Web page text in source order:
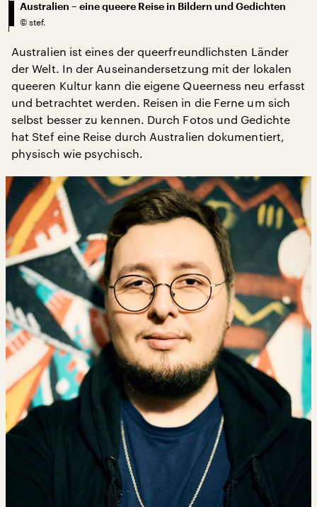
Australien – eine queere Reise in Bildern und Gedichten
© stef.
Australien ist eines der queerfreundlichsten Länder
der Welt. In der Auseinandersetzung mit der lokalen
queeren Kultur kann die eigene Queerness neu erfasst
und betrachtet werden. Reisen in die Ferne um sich
selbst besser zu kennen. Durch Fotos und Gedichte
hat Stef eine Reise durch Australien dokumentiert,
physisch wie psychisch.